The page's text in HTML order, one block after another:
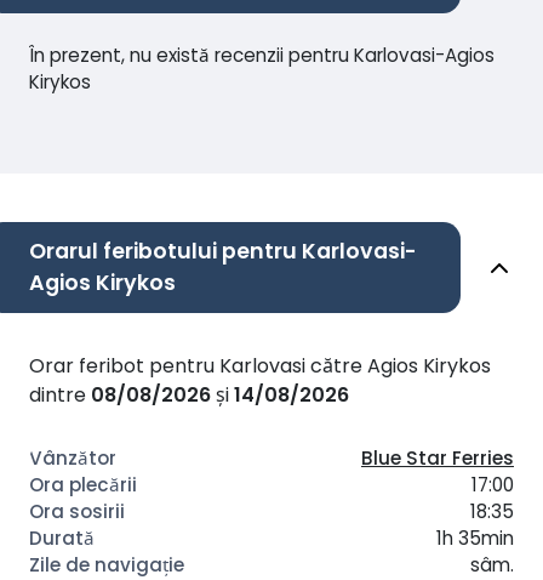
În prezent, nu există recenzii pentru Karlovasi-Agios
Kirykos
Orarul feribotului pentru Karlovasi-
Agios Kirykos
Orar feribot pentru Karlovasi către Agios Kirykos
dintre 08/08/2026și14/08/2026
Blue Star Ferries
17:00
18:35
1h 35min
sâm.